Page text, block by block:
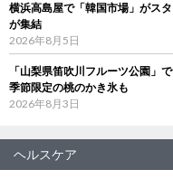
横浜高島屋で「韓国市場」がス
が集結
2026年8月5日
「山梨県笛吹川フルーツ公園」
季節限定の桃のかき氷も
2026年8月3日
ヘルスケア